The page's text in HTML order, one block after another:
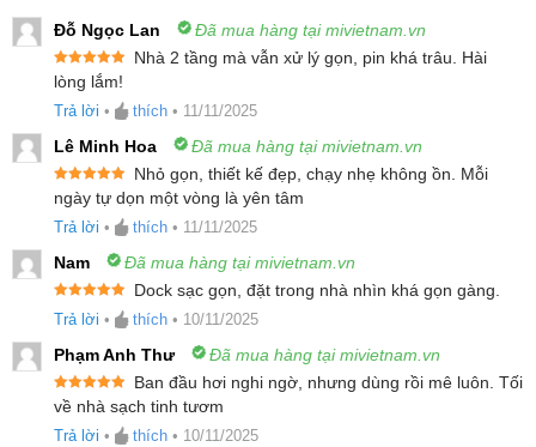
Đỗ Ngọc Lan Đã mua hàng tại mivietnam.vn
Được xếp
hạng 5
sao
Nhà 2 tầng mà vẫn xử lý gọn, pin khá trâu. Hài
lòng lắm!
Trả lời • thích • 11/11/2025
Lê Minh Hoa Đã mua hàng tại mivietnam.vn
Được xếp
hạng5
5
sao
Nhỏ gọn, thiết kế đẹp, chạy nhẹ không ồn. Mỗi
ngày tự dọn một vòng là yên tâm
Trả lời • thích • 11/11/2025
Nam Đã mua hàng tại mivietnam.vn
hạng55
Dock sạc gọn, đặt trong nhà nhìn khá gọn gàng.
Trả lời • thích • 10/11/2025
Phạm Anh Thư Đã mua hàng tại mivietnam.vn
Được xếp
hạng55
sao
Ban đầu hơi nghi ngờ, nhưng dùng rồi mê luôn. Tối
về nhà sạch tinh tươm
Trả lời • thích • 10/11/2025